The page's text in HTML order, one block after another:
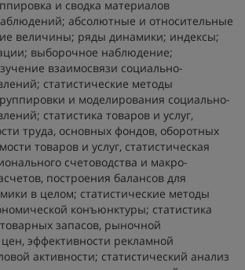
и сводка материалов
абсолютные и относительные
величины; ряды динамики; индексы;
выборочное наблюдение;
взаимосвязи социально-
статистические методы
и моделирования социально-
статистика товаров и услуг,
труда, основных фондов, оборотных
товаров и услуг, статистическая
счетоводства и макро-
построения балансов для
в целом; статистические методы
конъюнктуры; статистика
запасов, рыночной
эффективности рекламной
активности; статистический анализ